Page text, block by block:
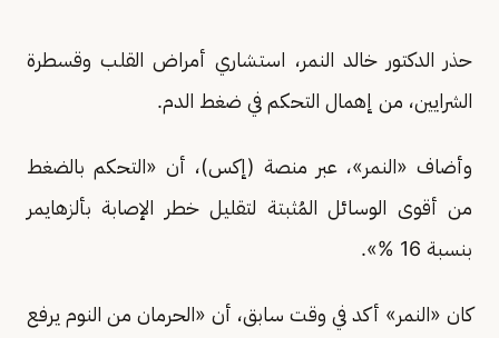
حذر الدكتور خالد النمر، استشاري أمراض القلب وقسطرة
الشرايين، من إهمال التحكم في ضغط الدم.
وأضاف «النمر»، عبر منصة (إكس)، أن «التحكم بالضغط
من أقوى الوسائل المُثبتة لتقليل خطر الإصابة بألزهايمر
بنسبة 16 %».
كان «النمر» أكد في وقت سابق، أن «الحرمان من النوم يرفع